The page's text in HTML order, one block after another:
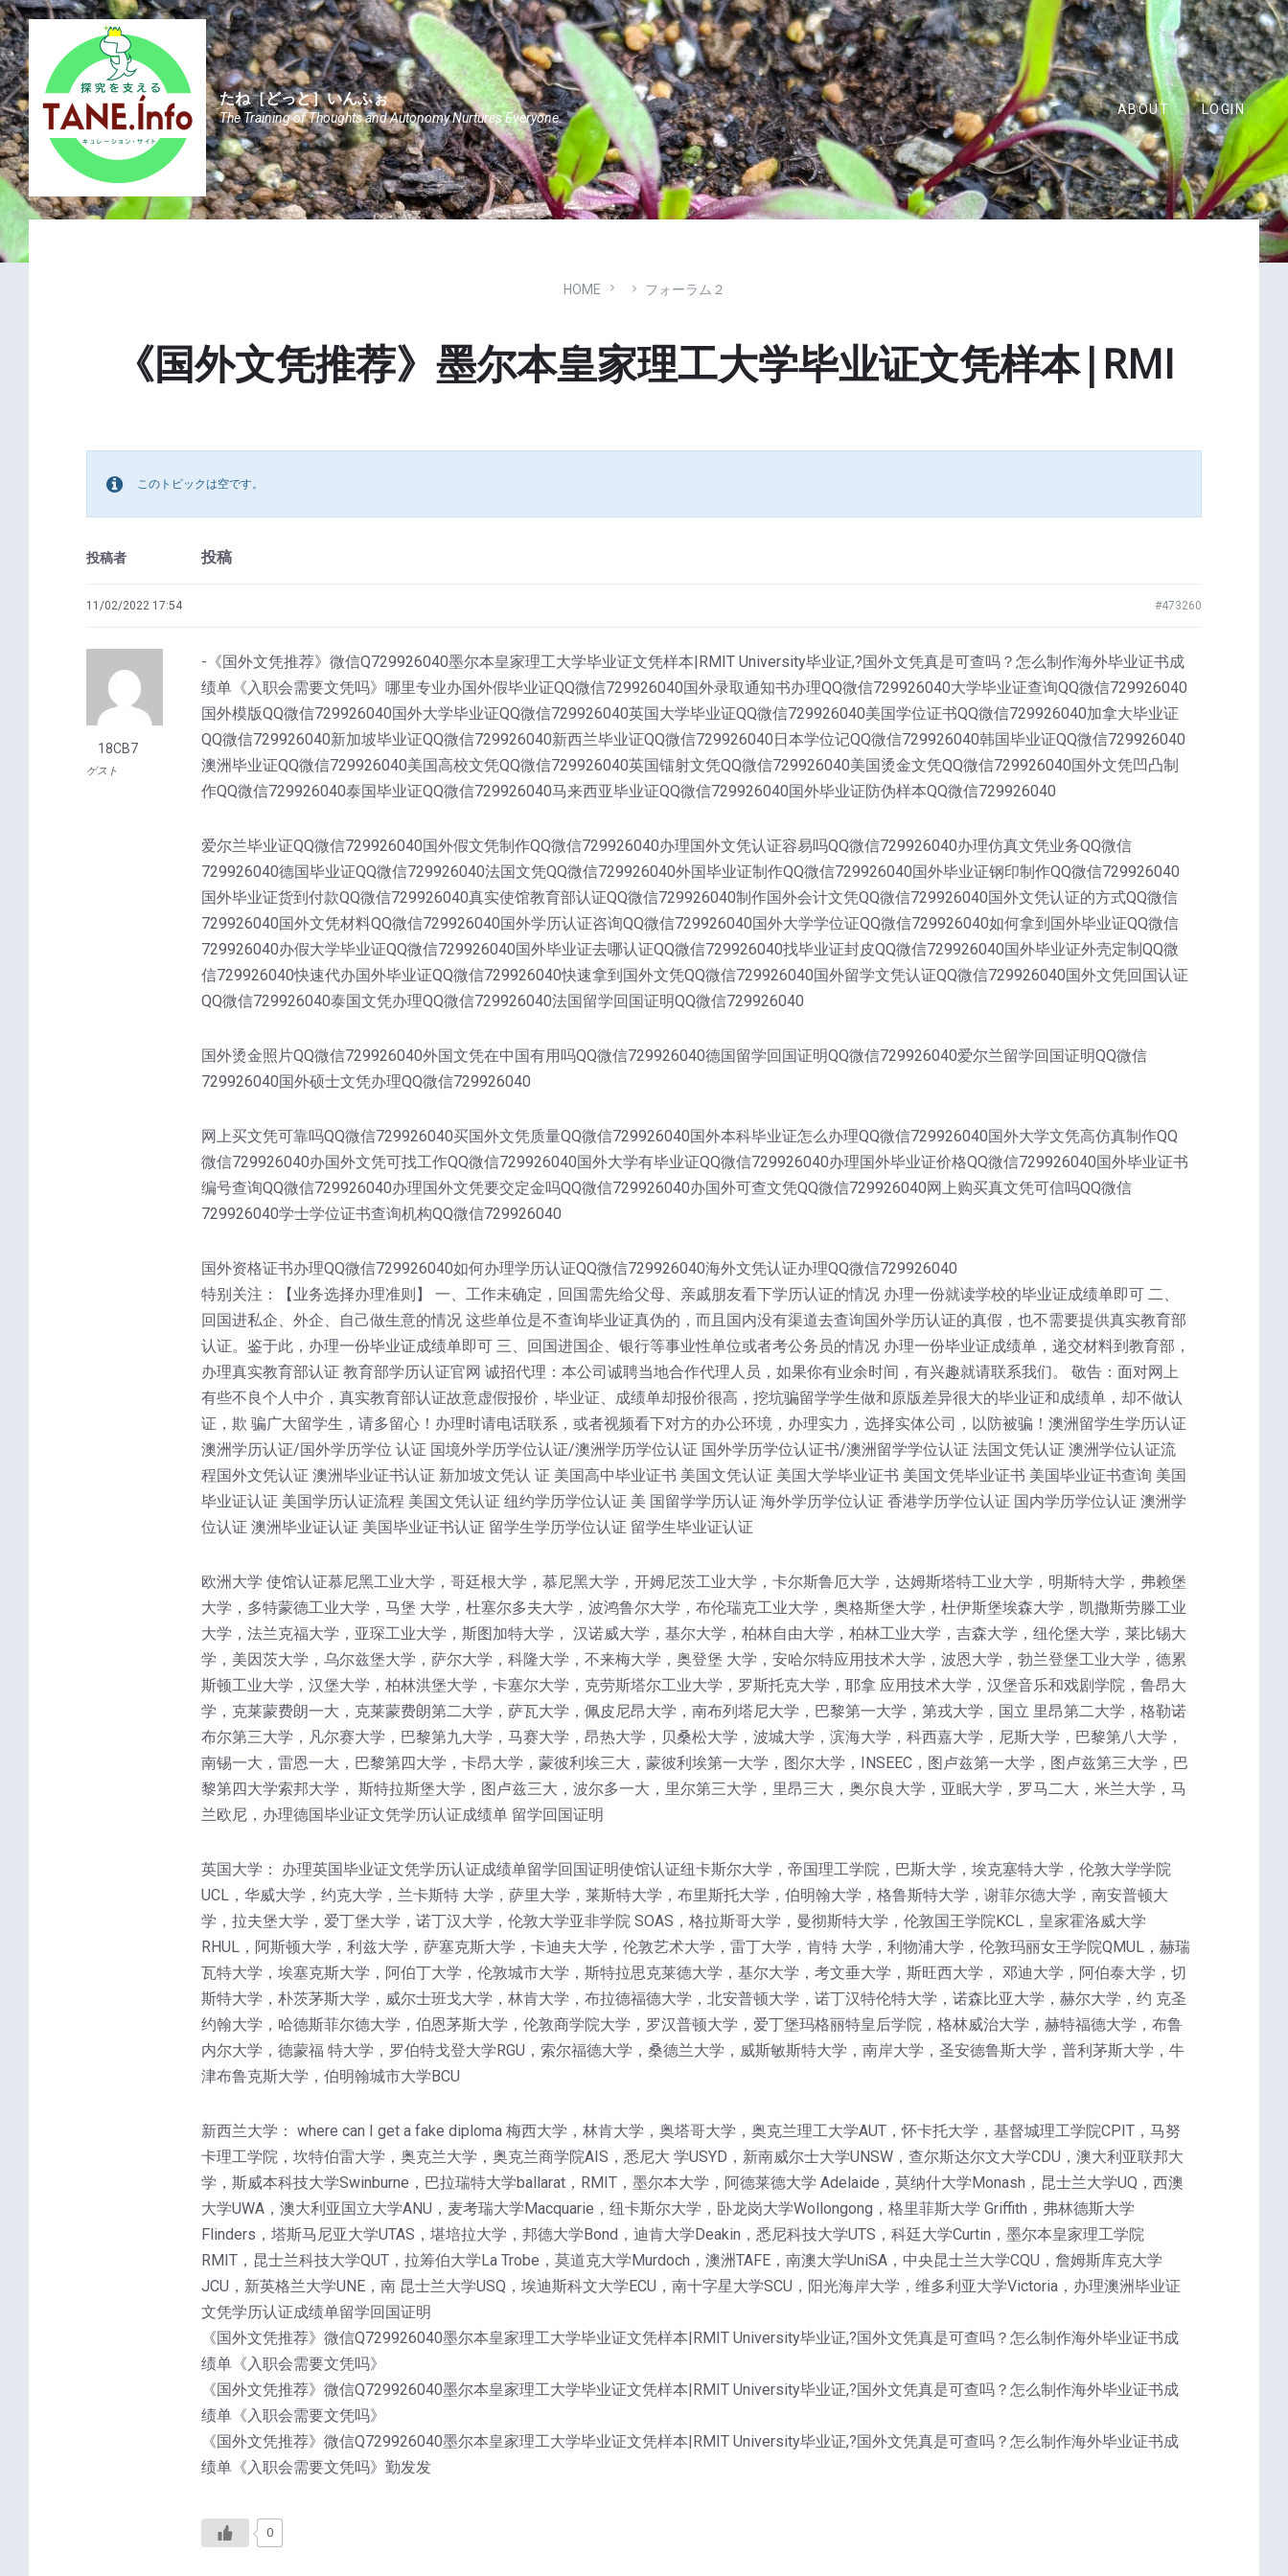
Skip
to
content
Skip
to
main
navigation
Skip
to
footer
たね［どっと］いんふぉ
The Training of Thoughts and Autonomy Nurtures Everyone.
ABOUT LOGIN
HOME フォーラム２
《国外文凭推荐》墨尔本皇家理工大学毕业证文凭样本|RMI
このトピックは空です。
投稿者 投稿
11/02/2022 17:54 #473260
18CB7
ゲスト
-《国外文凭推荐》微信Q729926040墨尔本皇家理工大学毕业证文凭样本|RMIT University毕业证,?国外文凭真是可查吗？怎么制作海外毕业证书成
绩单《入职会需要文凭吗》哪里专业办国外假毕业证QQ微信729926040国外录取通知书办理QQ微信729926040大学毕业证查询QQ微信729926040
国外模版QQ微信729926040国外大学毕业证QQ微信729926040英国大学毕业证QQ微信729926040美国学位证书QQ微信729926040加拿大毕业证
QQ微信729926040新加坡毕业证QQ微信729926040新西兰毕业证QQ微信729926040日本学位记QQ微信729926040韩国毕业证QQ微信729926040
澳洲毕业证QQ微信729926040美国高校文凭QQ微信729926040英国镭射文凭QQ微信729926040美国烫金文凭QQ微信729926040国外文凭凹凸制
作QQ微信729926040泰国毕业证QQ微信729926040马来西亚毕业证QQ微信729926040国外毕业证防伪样本QQ微信729926040
爱尔兰毕业证QQ微信729926040国外假文凭制作QQ微信729926040办理国外文凭认证容易吗QQ微信729926040办理仿真文凭业务QQ微信
729926040德国毕业证QQ微信729926040法国文凭QQ微信729926040外国毕业证制作QQ微信729926040国外毕业证钢印制作QQ微信729926040
国外毕业证货到付款QQ微信729926040真实使馆教育部认证QQ微信729926040制作国外会计文凭QQ微信729926040国外文凭认证的方式QQ微信
729926040国外文凭材料QQ微信729926040国外学历认证咨询QQ微信729926040国外大学学位证QQ微信729926040如何拿到国外毕业证QQ微信
729926040办假大学毕业证QQ微信729926040国外毕业证去哪认证QQ微信729926040找毕业证封皮QQ微信729926040国外毕业证外壳定制QQ微
信729926040快速代办国外毕业证QQ微信729926040快速拿到国外文凭QQ微信729926040国外留学文凭认证QQ微信729926040国外文凭回国认证
QQ微信729926040泰国文凭办理QQ微信729926040法国留学回国证明QQ微信729926040
国外烫金照片QQ微信729926040外国文凭在中国有用吗QQ微信729926040德国留学回国证明QQ微信729926040爱尔兰留学回国证明QQ微信
729926040国外硕士文凭办理QQ微信729926040
网上买文凭可靠吗QQ微信729926040买国外文凭质量QQ微信729926040国外本科毕业证怎么办理QQ微信729926040国外大学文凭高仿真制作QQ
微信729926040办国外文凭可找工作QQ微信729926040国外大学有毕业证QQ微信729926040办理国外毕业证价格QQ微信729926040国外毕业证书
编号查询QQ微信729926040办理国外文凭要交定金吗QQ微信729926040办国外可查文凭QQ微信729926040网上购买真文凭可信吗QQ微信
729926040学士学位证书查询机构QQ微信729926040
国外资格证书办理QQ微信729926040如何办理学历认证QQ微信729926040海外文凭认证办理QQ微信729926040
特别关注：【业务选择办理准则】 一、工作未确定，回国需先给父母、亲戚朋友看下学历认证的情况 办理一份就读学校的毕业证成绩单即可 二、
回国进私企、外企、自己做生意的情况 这些单位是不查询毕业证真伪的，而且国内没有渠道去查询国外学历认证的真假，也不需要提供真实教育部
认证。鉴于此，办理一份毕业证成绩单即可 三、回国进国企、银行等事业性单位或者考公务员的情况 办理一份毕业证成绩单，递交材料到教育部，
办理真实教育部认证 教育部学历认证官网 诚招代理：本公司诚聘当地合作代理人员，如果你有业余时间，有兴趣就请联系我们。 敬告：面对网上
有些不良个人中介，真实教育部认证故意虚假报价，毕业证、成绩单却报价很高，挖坑骗留学学生做和原版差异很大的毕业证和成绩单，却不做认
证，欺 骗广大留学生，请多留心！办理时请电话联系，或者视频看下对方的办公环境，办理实力，选择实体公司，以防被骗！澳洲留学生学历认证
澳洲学历认证/国外学历学位 认证 国境外学历学位认证/澳洲学历学位认证 国外学历学位认证书/澳洲留学学位认证 法国文凭认证 澳洲学位认证流
程国外文凭认证 澳洲毕业证书认证 新加坡文凭认 证 美国高中毕业证书 美国文凭认证 美国大学毕业证书 美国文凭毕业证书 美国毕业证书查询 美国
毕业证认证 美国学历认证流程 美国文凭认证 纽约学历学位认证 美 国留学学历认证 海外学历学位认证 香港学历学位认证 国内学历学位认证 澳洲学
位认证 澳洲毕业证认证 美国毕业证书认证 留学生学历学位认证 留学生毕业证认证
欧洲大学 使馆认证慕尼黑工业大学，哥廷根大学，慕尼黑大学，开姆尼茨工业大学，卡尔斯鲁厄大学，达姆斯塔特工业大学，明斯特大学，弗赖堡
大学，多特蒙德工业大学，马堡 大学，杜塞尔多夫大学，波鸿鲁尔大学，布伦瑞克工业大学，奥格斯堡大学，杜伊斯堡埃森大学，凯撒斯劳滕工业
大学，法兰克福大学，亚琛工业大学，斯图加特大学， 汉诺威大学，基尔大学，柏林自由大学，柏林工业大学，吉森大学，纽伦堡大学，莱比锡大
学，美因茨大学，乌尔兹堡大学，萨尔大学，科隆大学，不来梅大学，奥登堡 大学，安哈尔特应用技术大学，波恩大学，勃兰登堡工业大学，德累
斯顿工业大学，汉堡大学，柏林洪堡大学，卡塞尔大学，克劳斯塔尔工业大学，罗斯托克大学，耶拿 应用技术大学，汉堡音乐和戏剧学院，鲁昂大
学，克莱蒙费朗一大，克莱蒙费朗第二大学，萨瓦大学，佩皮尼昂大学，南布列塔尼大学，巴黎第一大学，第戎大学，国立 里昂第二大学，格勒诺
布尔第三大学，凡尔赛大学，巴黎第九大学，马赛大学，昂热大学，贝桑松大学，波城大学，滨海大学，科西嘉大学，尼斯大学，巴黎第八大学，
南锡一大，雷恩一大，巴黎第四大学，卡昂大学，蒙彼利埃三大，蒙彼利埃第一大学，图尔大学，INSEEC，图卢兹第一大学，图卢兹第三大学，巴
黎第四大学索邦大学， 斯特拉斯堡大学，图卢兹三大，波尔多一大，里尔第三大学，里昂三大，奥尔良大学，亚眠大学，罗马二大，米兰大学，马
兰欧尼，办理德国毕业证文凭学历认证成绩单 留学回国证明
英国大学： 办理英国毕业证文凭学历认证成绩单留学回国证明使馆认证纽卡斯尔大学，帝国理工学院，巴斯大学，埃克塞特大学，伦敦大学学院
UCL，华威大学，约克大学，兰卡斯特 大学，萨里大学，莱斯特大学，布里斯托大学，伯明翰大学，格鲁斯特大学，谢菲尔德大学，南安普顿大
学，拉夫堡大学，爱丁堡大学，诺丁汉大学，伦敦大学亚非学院 SOAS，格拉斯哥大学，曼彻斯特大学，伦敦国王学院KCL，皇家霍洛威大学
RHUL，阿斯顿大学，利兹大学，萨塞克斯大学，卡迪夫大学，伦敦艺术大学，雷丁大学，肯特 大学，利物浦大学，伦敦玛丽女王学院QMUL，赫瑞
瓦特大学，埃塞克斯大学，阿伯丁大学，伦敦城市大学，斯特拉思克莱德大学，基尔大学，考文垂大学，斯旺西大学， 邓迪大学，阿伯泰大学，切
斯特大学，朴茨茅斯大学，威尔士班戈大学，林肯大学，布拉德福德大学，北安普顿大学，诺丁汉特伦特大学，诺森比亚大学，赫尔大学，约 克圣
约翰大学，哈德斯菲尔德大学，伯恩茅斯大学，伦敦商学院大学，罗汉普顿大学，爱丁堡玛格丽特皇后学院，格林威治大学，赫特福德大学，布鲁
内尔大学，德蒙福 特大学，罗伯特戈登大学RGU，索尔福德大学，桑德兰大学，威斯敏斯特大学，南岸大学，圣安德鲁斯大学，普利茅斯大学，牛
津布鲁克斯大学，伯明翰城市大学BCU
新西兰大学： where can I get a fake diploma 梅西大学，林肯大学，奥塔哥大学，奥克兰理工大学AUT，怀卡托大学，基督城理工学院CPIT，马努
卡理工学院，坎特伯雷大学，奥克兰大学，奥克兰商学院AIS，悉尼大 学USYD，新南威尔士大学UNSW，查尔斯达尔文大学CDU，澳大利亚联邦大
学，斯威本科技大学Swinburne，巴拉瑞特大学ballarat，RMIT，墨尔本大学，阿德莱德大学 Adelaide，莫纳什大学Monash，昆士兰大学UQ，西澳
大学UWA，澳大利亚国立大学ANU，麦考瑞大学Macquarie，纽卡斯尔大学，卧龙岗大学Wollongong，格里菲斯大学 Griffith，弗林德斯大学
Flinders，塔斯马尼亚大学UTAS，堪培拉大学，邦德大学Bond，迪肯大学Deakin，悉尼科技大学UTS，科廷大学Curtin，墨尔本皇家理工学院
RMIT，昆士兰科技大学QUT，拉筹伯大学La Trobe，莫道克大学Murdoch，澳洲TAFE，南澳大学UniSA，中央昆士兰大学CQU，詹姆斯库克大学
JCU，新英格兰大学UNE，南 昆士兰大学USQ，埃迪斯科文大学ECU，南十字星大学SCU，阳光海岸大学，维多利亚大学Victoria，办理澳洲毕业证
文凭学历认证成绩单留学回国证明
《国外文凭推荐》微信Q729926040墨尔本皇家理工大学毕业证文凭样本|RMIT University毕业证,?国外文凭真是可查吗？怎么制作海外毕业证书成
绩单《入职会需要文凭吗》
《国外文凭推荐》微信Q729926040墨尔本皇家理工大学毕业证文凭样本|RMIT University毕业证,?国外文凭真是可查吗？怎么制作海外毕业证书成
绩单《入职会需要文凭吗》
《国外文凭推荐》微信Q729926040墨尔本皇家理工大学毕业证文凭样本|RMIT University毕业证,?国外文凭真是可查吗？怎么制作海外毕业证书成
绩单《入职会需要文凭吗》勤发发
0